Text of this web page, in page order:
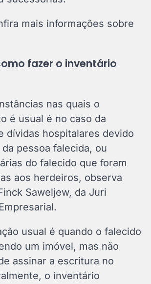
mais informações sobre
fazer o inventário
nas quais o
é usual é no caso da
dívidas hospitalares devido
pessoa falecida, ou
do falecido que foram
aos herdeiros, observa
Saweljew, da Juri
usual é quando o falecido
um imóvel, mas não
assinar a escritura no
o inventário